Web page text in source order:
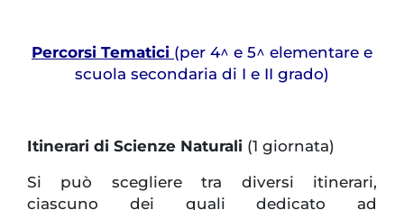
Percorsi Tematici (per 4^ e 5^ elementare e
scuola secondaria di I e II grado)
Itinerari di Scienze Naturali (1 giornata)
Si può scegliere tra diversi itinerari,
ciascuno dei quali dedicato ad